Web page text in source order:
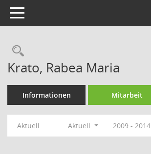
Toggle navigation
Rechercheauswahl
Krato, Rabea Maria
Informationen Mitarbeit
Aktuell Aktuell 2009 - 2014